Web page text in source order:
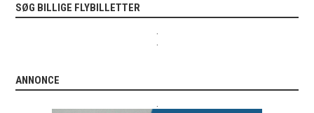
SØG BILLIGE FLYBILLETTER
ANNONCE